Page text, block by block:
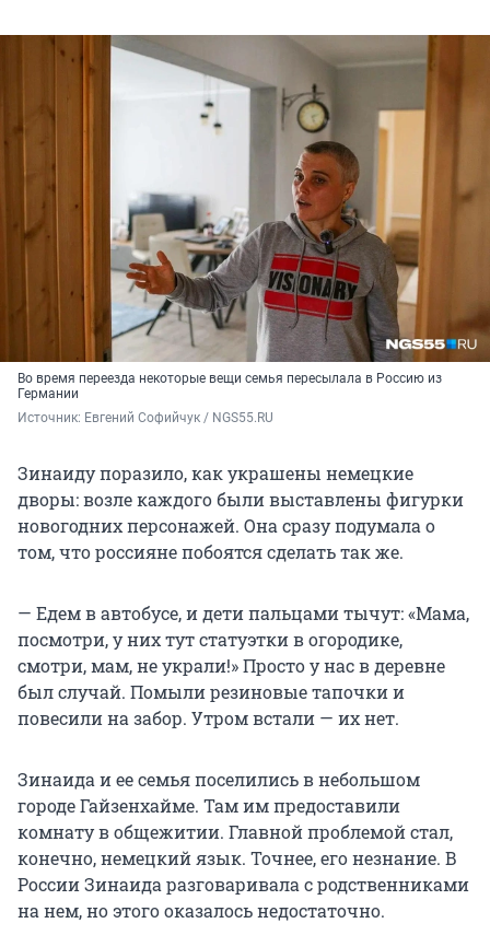
Во время переезда некоторые вещи семья пересылала в Россию из
Германии
Источник: Евгений Софийчук / NGS55.RU
Зинаиду поразило, как украшены немецкие
дворы: возле каждого были выставлены фигурки
новогодних персонажей. Она сразу подумала о
том, что россияне побоятся сделать так же.
— Едем в автобусе, и дети пальцами тычут: «Мама,
посмотри, у них тут статуэтки в огородике,
смотри, мам, не украли!» Просто у нас в деревне
был случай. Помыли резиновые тапочки и
повесили на забор. Утром встали — их нет.
Зинаида и ее семья поселились в небольшом
городе Гайзенхайме. Там им предоставили
комнату в общежитии. Главной проблемой стал,
конечно, немецкий язык. Точнее, его незнание. В
России Зинаида разговаривала с родственниками
на нем, но этого оказалось недостаточно.